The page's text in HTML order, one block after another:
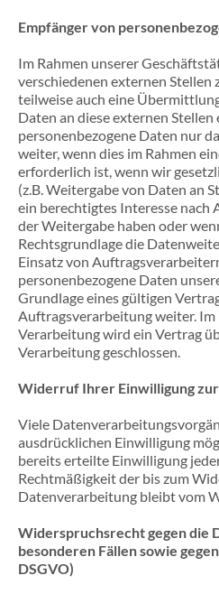
Empfänger von
Im Rahmen unserer
verschiedenen externen Stellen
teilweise auch eine
Daten an diese externen
personenbezogene Daten nur
weiter, wenn dies im Rahmen
erforderlich ist, wenn wir
(z.B. Weitergabe von Daten an
ein berechtigtes Interesse nach
der Weitergabe haben oder
Rechtsgrundlage die
Einsatz von
personenbezogene Daten
Grundlage eines gültigen
Auftragsverarbeitung weiter. Im
Verarbeitung wird ein Vertrag
Verarbeitung geschlossen.
Widerruf Ihrer Einwilligung
Viele
ausdrücklichen Einwilligung
bereits erteilte Einwilligung
Rechtmäßigkeit der bis zum
Datenverarbeitung bleibt vom
Widerspruchsrecht gegen die
besonderen Fällen sowie
DSGVO)